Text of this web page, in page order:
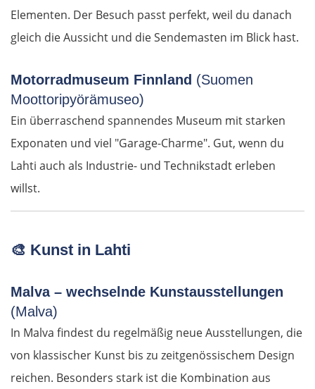
Elementen. Der Besuch passt perfekt, weil du danach
gleich die Aussicht und die Sendemasten im Blick hast.
Motorradmuseum Finnland (Suomen
Moottoripyörämuseo)
Ein überraschend spannendes Museum mit starken
Exponaten und viel "Garage-Charme". Gut, wenn du
Lahti auch als Industrie- und Technikstadt erleben
willst.
🎨 Kunst in Lahti
Malva – wechselnde Kunstausstellungen
(Malva)
In Malva findest du regelmäßig neue Ausstellungen, die
von klassischer Kunst bis zu zeitgenössischem Design
reichen. Besonders stark ist die Kombination aus
Rumänien West
Craiova
Târgu Jiu
Petroșani
Timișoara
Arad
Ungarn Süd
Szeged